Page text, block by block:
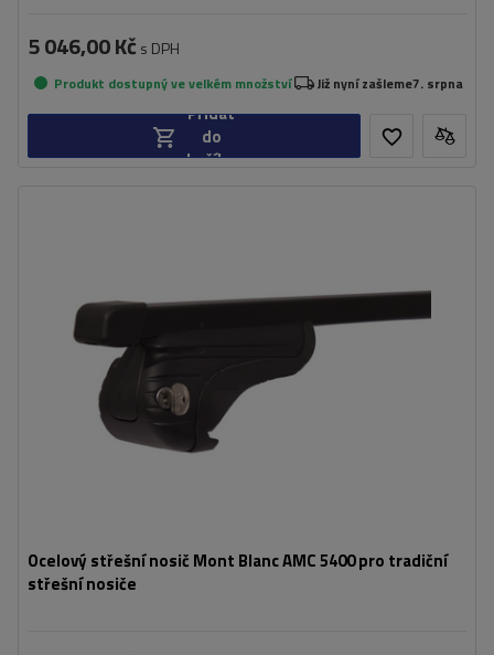
5 046,00 Kč s DPH
Produkt dostupný ve velkém množství Již nyní zašleme7. srpna
Přidat
do
košíku
Ocelový střešní nosič Mont Blanc AMC 5400 pro tradiční
střešní nosiče